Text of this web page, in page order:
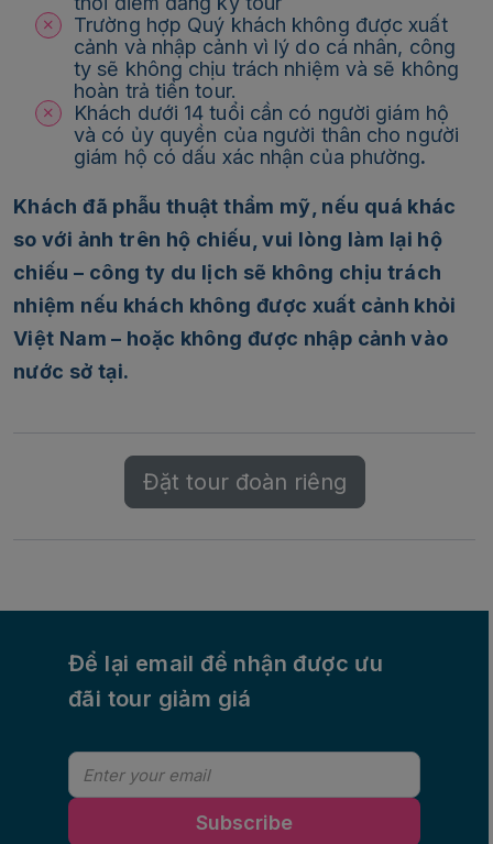
Trường hợp Quý khách không được xuất
cảnh và nhập cảnh vì lý do cá nhân, công
ty sẽ không chịu trách nhiệm và sẽ không
hoàn trả tiền tour.
Khách dưới 14 tuổi cần có người giám hộ
và có ủy quyền của người thân cho người
giám hộ có dấu xác nhận của phường.
Khách đã phẫu thuật thẩm mỹ, nếu quá khác
so với ảnh trên hộ chiếu, vui lòng làm lại hộ
chiếu – công ty du lịch sẽ không chịu trách
nhiệm nếu khách không được xuất cảnh khỏi
Việt Nam – hoặc không được nhập cảnh vào
nước sở tại.
Đặt tour đoàn riêng
Để lại email để nhận được ưu
đãi tour giảm giá
Subscribe